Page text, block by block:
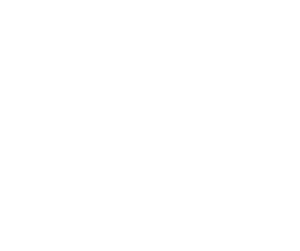
за призначенням Дмитра і
розсмокталася. Як це
Те, чого ліки не змогли
зробити Дмитро і за такий
сказав, що мені
фахівця
здоров'я за гроші не купиш.